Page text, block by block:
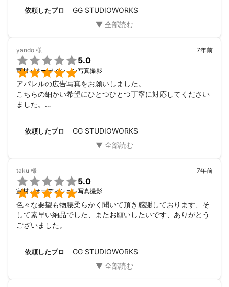
依頼した背景は、家族写真を旅行の記念にお願いしました。
四国への旅行は初めてで、ネットでカメラマンを探していた
くださり、事前のメッセージやりとりもスムーズだったので
決定しました。
依頼したプロ GG STUDIOWORKS
yando 様


5.0
宣材・オーディション写真撮影
7年前
アパレルの広告写真をお願いしました。
こちらの細かい希望にひとつひとつ丁寧に対応してください
ました。
お人柄も良いのでまたお願いしたいと思います。
依頼したプロ GG STUDIOWORKS
taku 様


5.0
宣材・オーディション写真撮影
7年前
色々な要望も物腰柔らかく聞いて頂き感謝しております、そ
して素早い納品でした、またお願いしたいです、ありがとう
ございました。
依頼したプロ GG STUDIOWORKS